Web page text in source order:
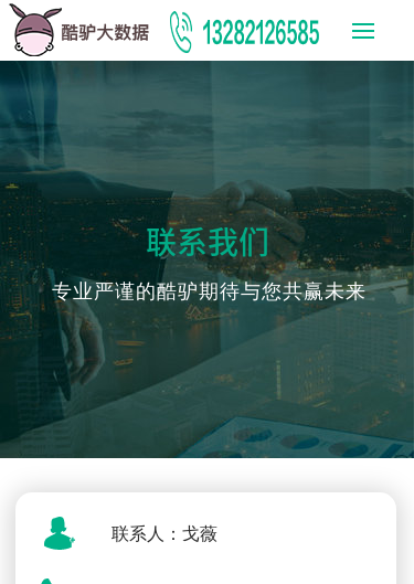
联系我们
专业严谨的酷驴期待与您共赢未来
联系人：戈薇